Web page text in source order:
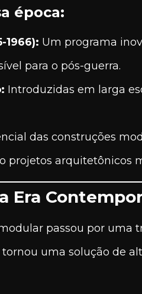
época:
1966): Um programa
para o pós-guerra.
Introduzidas em larga
das construções
arquitetônicos
Era
passou por uma
uma solução de